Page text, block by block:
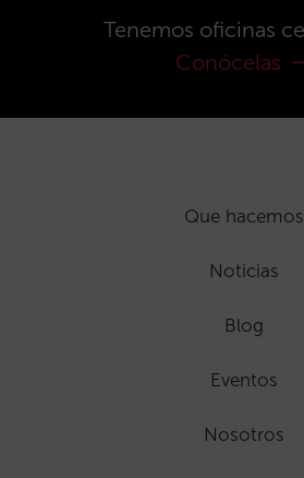
Tenemos oficinas
Conócelas
Que hacemos
Noticias
Blog
Eventos
Nosotros